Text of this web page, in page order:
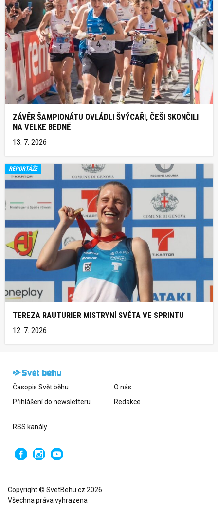
ZÁVĚR ŠAMPIONÁTU OVLÁDLI ŠVÝCAŘI, ČEŠI SKONČILI
NA VELKÉ BEDNĚ
13. 7. 2026
REPORTÁŽE
TEREZA RAUTURIER MISTRYNÍ SVĚTA VE SPRINTU
12. 7. 2026
Časopis Svět běhu
Přihlášení do newsletteru
O nás
Redakce
RSS kanály
Copyright © SvetBehu.cz 2026
Všechna práva vyhrazena